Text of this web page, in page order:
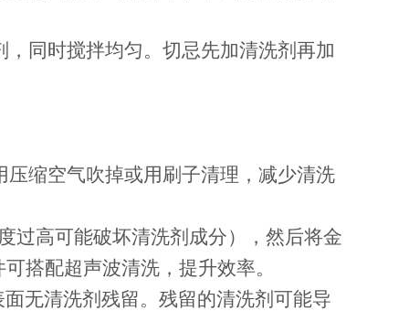
同时搅拌均匀。切忌先加清洗剂再加
缩空气吹掉或用刷子清理，减少清洗
过高可能破坏清洗剂成分），然后将金
搭配超声波清洗，提升效率。
无清洗剂残留。残留的清洗剂可能导